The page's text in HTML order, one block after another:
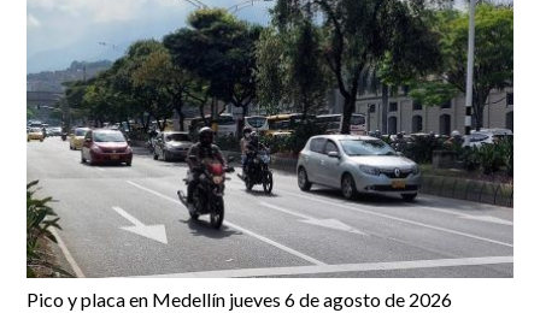
Pico y placa en Medellín jueves 6 de agosto de 2026